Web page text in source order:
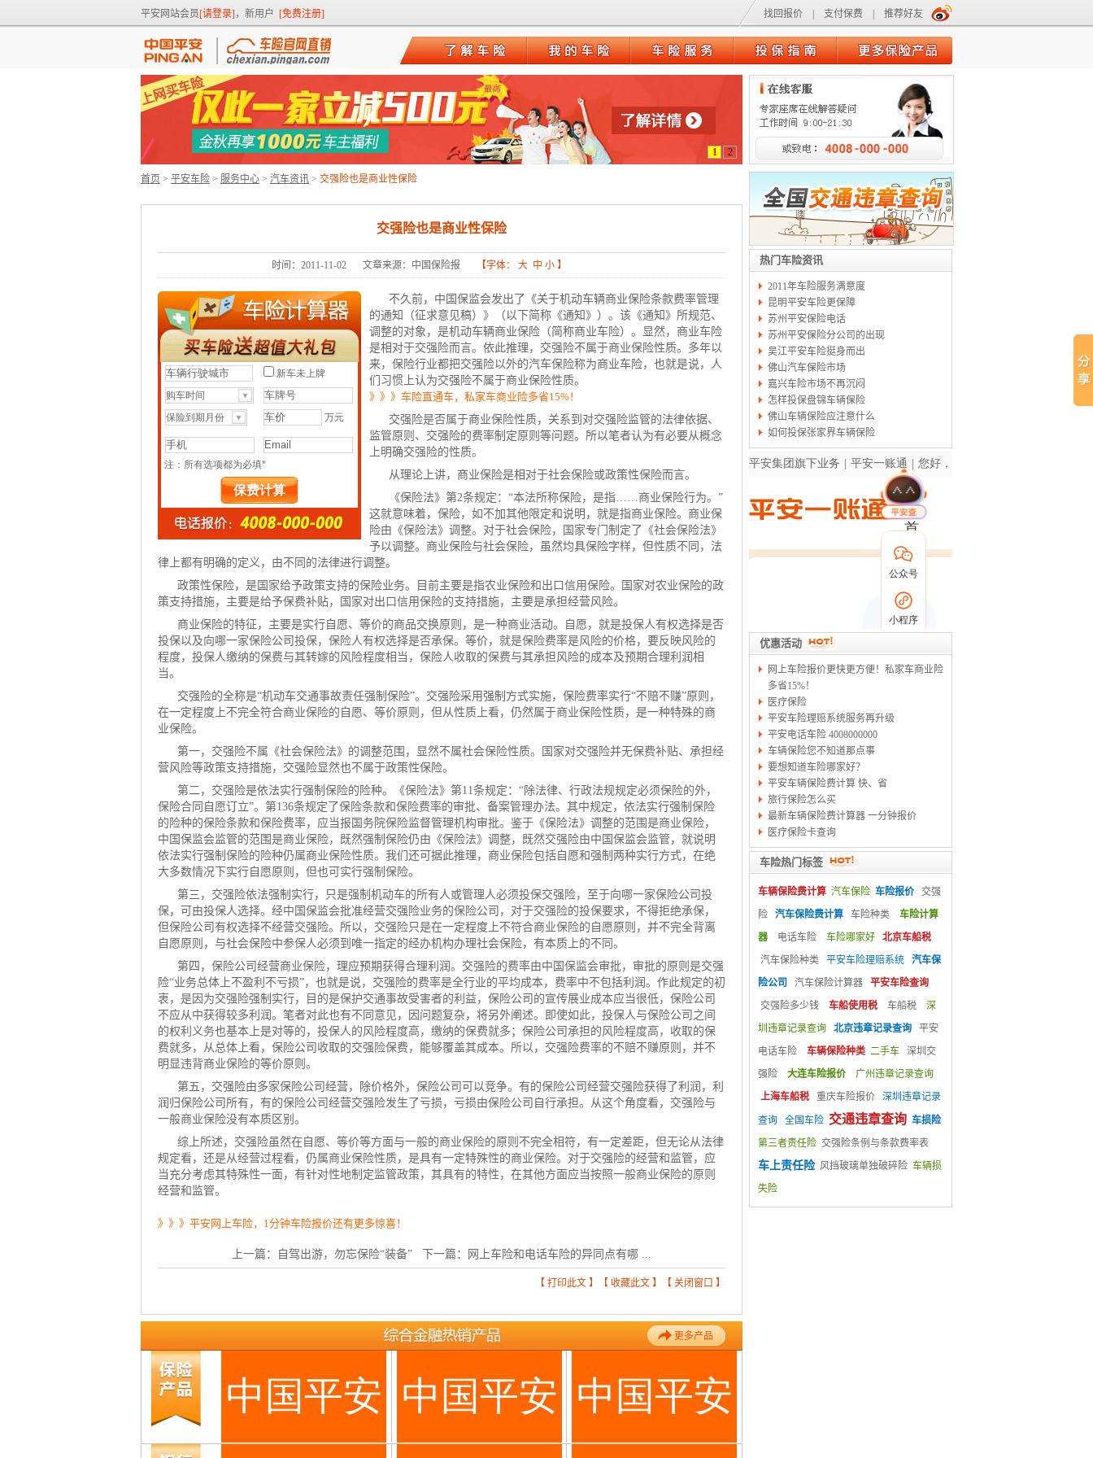
平安网站会员[请登录] ，新用户 [免费注册] 找回报价 支付保费 推荐好友
热门车险资讯
2011年车险服务满意度
昆明平安车险更保障
苏州平安保险电话
苏州平安保险分公司的出现
吴江平安车险挺身而出
佛山汽车保险市场
嘉兴车险市场不再沉闷
怎样投保盘锦车辆保险
佛山车辆保险应注意什么
如何投保张家界车辆保险
优惠活动
网上车险报价更快更方便！私家车商业险
多省15%！
医疗保险
平安车险理赔系统服务再升级
平安电话车险 4008000000
车辆保险您不知道那点事
要想知道车险哪家好？
平安车辆保险费计算 快、省
旅行保险怎么买
最新车辆保险费计算器 一分钟报价
医疗保险卡查询
车险热门标签
车辆保险费计算 汽车保险 车险报价
交强
险
汽车保险费计算 车险种类
车险计算
器
电话车险 车险哪家好
北京车船税
汽车保险种类
平安车险理赔系统
汽车保
险公司
汽车保险计算器
平安车险查询
交强险多少钱
车船使用税 车船税
深
圳违章记录查询
北京违章记录查询
平安
电话车险
车辆保险种类 二手车
深圳交
强险
大连车险报价
广州违章记录查询
上海车船税
重庆车险报价 深圳违章记录
查询 全国车险 交通违章查询 车损险
第三者责任险 交强险条例与条款费率表
车上责任险 风挡玻璃单独破碎险 车辆损
失险
1 2
首页 > 平安车险 > 服务中心 > 汽车资讯 > 交强险也是商业性保险
交强险也是商业性保险
时间：2011-11-02 文章来源：中国保险报 【字体： 大 中 小 】
不久前，中国保监会发出了《关于机动车辆商业保险条款费率管理
的通知（征求意见稿）》（以下简称《通知》）。该《通知》所规范、
调整的对象，是机动车辆商业保险（简称商业车险）。显然，商业车险
是相对于交强险而言。依此推理，交强险不属于商业保险性质。多年以
来，保险行业都把交强险以外的汽车保险称为商业车险，也就是说，人
们习惯上认为交强险不属于商业保险性质。
》》》车险直通车，私家车商业险多省15%！
交强险是否属于商业保险性质，关系到对交强险监管的法律依据、
监管原则、交强险的费率制定原则等问题。所以笔者认为有必要从概念
上明确交强险的性质。
从理论上讲，商业保险是相对于社会保险或政策性保险而言。
《保险法》第2条规定：“本法所称保险，是指……商业保险行为。”
这就意味着，保险，如不加其他限定和说明，就是指商业保险。商业保
险由《保险法》调整。对于社会保险，国家专门制定了《社会保险法》
予以调整。商业保险与社会保险，虽然均具保险字样，但性质不同，法
律上都有明确的定义，由不同的法律进行调整。
政策性保险，是国家给予政策支持的保险业务。目前主要是指农业保险和出口信用保险。国家对农业保险的政
策支持措施，主要是给予保费补贴，国家对出口信用保险的支持措施，主要是承担经营风险。
商业保险的特征，主要是实行自愿、等价的商品交换原则，是一种商业活动。自愿，就是投保人有权选择是否
投保以及向哪一家保险公司投保，保险人有权选择是否承保。等价，就是保险费率是风险的价格，要反映风险的
程度，投保人缴纳的保费与其转嫁的风险程度相当，保险人收取的保费与其承担风险的成本及预期合理利润相
当。
交强险的全称是“机动车交通事故责任强制保险”。交强险采用强制方式实施，保险费率实行“不赔不赚”原则，
在一定程度上不完全符合商业保险的自愿、等价原则，但从性质上看，仍然属于商业保险性质，是一种特殊的商
业保险。
第一，交强险不属《社会保险法》的调整范围，显然不属社会保险性质。国家对交强险并无保费补贴、承担经
营风险等政策支持措施，交强险显然也不属于政策性保险。
第二，交强险是依法实行强制保险的险种。《保险法》第11条规定：“除法律、行政法规规定必须保险的外，
保险合同自愿订立”。第136条规定了保险条款和保险费率的审批、备案管理办法。其中规定，依法实行强制保险
的险种的保险条款和保险费率，应当报国务院保险监督管理机构审批。鉴于《保险法》调整的范围是商业保险，
中国保监会监管的范围是商业保险，既然强制保险仍由《保险法》调整，既然交强险由中国保监会监管，就说明
依法实行强制保险的险种仍属商业保险性质。我们还可据此推理，商业保险包括自愿和强制两种实行方式，在绝
大多数情况下实行自愿原则，但也可实行强制保险。
第三，交强险依法强制实行，只是强制机动车的所有人或管理人必须投保交强险，至于向哪一家保险公司投
保，可由投保人选择。经中国保监会批准经营交强险业务的保险公司，对于交强险的投保要求，不得拒绝承保，
但保险公司有权选择不经营交强险。所以，交强险只是在一定程度上不符合商业保险的自愿原则，并不完全背离
自愿原则，与社会保险中参保人必须到唯一指定的经办机构办理社会保险，有本质上的不同。
第四，保险公司经营商业保险，理应预期获得合理利润。交强险的费率由中国保监会审批，审批的原则是交强
险“业务总体上不盈利不亏损”，也就是说，交强险的费率是全行业的平均成本，费率中不包括利润。作此规定的初
衷，是因为交强险强制实行，目的是保护交通事故受害者的利益，保险公司的宣传展业成本应当很低，保险公司
不应从中获得较多利润。笔者对此也有不同意见，因问题复杂，将另外阐述。即使如此，投保人与保险公司之间
的权利义务也基本上是对等的，投保人的风险程度高，缴纳的保费就多；保险公司承担的风险程度高，收取的保
费就多，从总体上看，保险公司收取的交强险保费，能够覆盖其成本。所以， 交强险费率的不赔不赚原则，并不
明显违背商业保险的等价原则。
第五，交强险由多家保险公司经营，除价格外，保险公司可以竞争。有的保险公司经营交强险获得了利润，利
润归保险公司所有，有的保险公司经营交强险发生了亏损，亏损由保险公司自行承担。从这个角度看，交强险与
一般商业保险没有本质区别。
综上所述，交强险虽然在自愿、等价等方面与一般的商业保险的原则不完全相符，有一定差距，但无论从法律
规定看，还是从经营过程看，仍属商业保险性质，是具有一定特殊性的商业保险。对于交强险的经营和监管，应
当充分考虑其特殊性一面，有针对性地制定监管政策，其具有的特性，在其他方面应当按照一般商业保险的原则
经营和监管。
》》》平安网上车险，1分钟车险报价还有更多惊喜！
上一篇： 自驾出游，勿忘保险“装备” 下一篇： 网上车险和电话车险的异同点有哪 ...
【 打印此文 】【 收藏此文 】【 关闭窗口 】